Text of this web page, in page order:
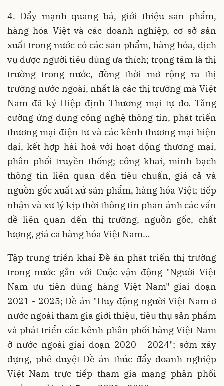
4. Đẩy mạnh quảng bá, giới thiệu sản phẩm,
hàng hóa Việt và các doanh nghiệp, cơ sở sản
xuất trong nước có các sản phẩm, hàng hóa, dịch
vụ được người tiêu dùng ưa thích; trọng tâm là thị
trường trong nước, đồng thời mở rộng ra thị
trường nước ngoài, nhất là các thị trường mà Việt
Nam đã ký Hiệp định Thương mại tự do. Tăng
cường ứng dụng công nghệ thông tin, phát triển
thương mại điện tử và các kênh thương mại hiện
đại, kết hợp hài hoà với hoạt động thương mại,
phân phối truyền thống; công khai, minh bạch
thông tin liên quan đến tiêu chuẩn, giá cả và
nguồn gốc xuất xứ sản phẩm, hàng hóa Việt; tiếp
nhận và xử lý kịp thời thông tin phản ánh các vấn
đề liên quan đến thị trường, nguồn gốc, chất
lượng, giá cả hàng hóa Việt Nam…
Tập trung triển khai Đề án phát triển thị trường
trong nước gắn với Cuộc vận động "Người Việt
Nam ưu tiên dùng hàng Việt Nam" giai đoạn
2021 - 2025; Đề án "Huy động người Việt Nam ở
nước ngoài tham gia giới thiệu, tiêu thụ sản phẩm
và phát triển các kênh phân phối hàng Việt Nam
ở nước ngoài giai đoạn 2020 - 2024"; sớm xây
dựng, phê duyệt Đề án thúc đẩy doanh nghiệp
Việt Nam trực tiếp tham gia mạng phân phối